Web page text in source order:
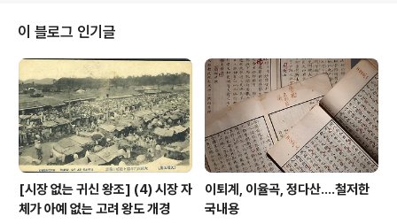
영유권 문제, 이거 새삼 정리할 필요조차 없다. 일본의 끊임없는 영유권 주장에
국내에서 내놓는 대책은 항용 같았다. 영유권 강화를 위해 독도 교육을 강화하
고, 그 ..
이 블로그 인기글
[시장 없는 귀신 왕조] (4) 시장 자
체가 아예 없는 고려 왕도 개경
이퇴계, 이율곡, 정다산....철저한
국내용